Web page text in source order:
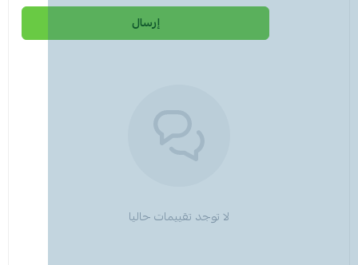
إرسال
لا توجد تقييمات حاليا